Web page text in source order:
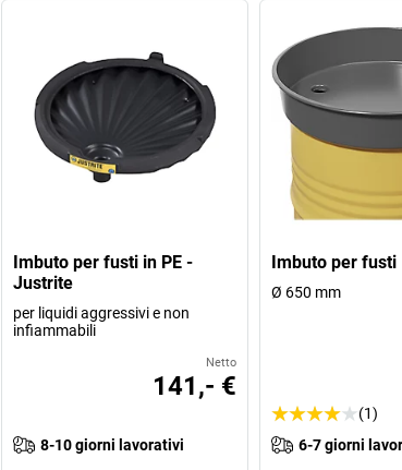
Imbuto per fusti in PE -
Justrite
per liquidi aggressivi e non
infiammabili
Netto
141,- €
8-10 giorni lavorativi
Imbuto per fusti
Ø 650 mm
(1)
6-7 giorni